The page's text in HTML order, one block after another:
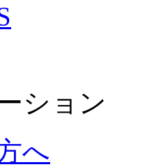
ション
へ